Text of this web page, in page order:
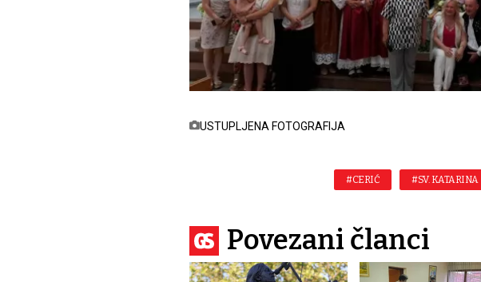
USTUPLJENA FOTOGRAFIJA
#CERIĆ #SV. KATARINA
Povezani članci